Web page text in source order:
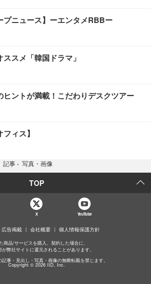
プニュース】ーエンタメRBBー
スメ「韓国ドラマ」
ヒントが満載！こだわりデスクツアー
フィス】
記事 › 写真・画像
TOP
X YouTube
広告掲載 会社概要 個人情報保護方針
商品/サービスを購入、契約した場合に、
が弊社サイトに還元されることがあります。
事・見出し・写真・画像の無断転載を禁じます。
Copyright © 2026 IID, Inc.